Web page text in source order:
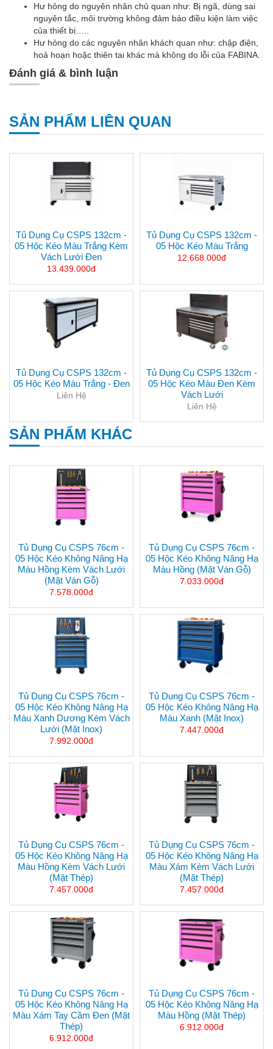
Hư hỏng do nguyên nhân chủ quan như: Bị ngã, dùng sai
nguyên tắc, môi trường không đảm bảo điều kiện làm việc
của thiết bị…..
Hư hỏng do các nguyên nhân khách quan như: chập điện,
hoả hoạn hoặc thiên tai khác mà không do lỗi của FABINA.
Đánh giá & bình luận
SẢN PHẨM LIÊN QUAN
Tủ Dụng Cụ CSPS 132cm -
05 Hộc Kéo Màu Trắng Kèm
Vách Lưới Đen
13.439.000đ
Tủ Dụng Cụ CSPS 132cm -
05 Hộc Kéo Màu Trắng
12.668.000đ
Tủ Dụng Cụ CSPS 132cm -
05 Hộc Kéo Màu Trắng - Đen
Liên Hệ
Tủ Dụng Cụ CSPS 132cm -
05 Hộc Kéo Màu Đen Kèm
Vách Lưới
Liên Hệ
SẢN PHẨM KHÁC
Tủ Dụng Cụ CSPS 76cm -
05 Hộc Kéo Không Nâng Hạ
Màu Hồng Kèm Vách Lưới
(mặt Ván Gỗ)
7.578.000đ
Tủ Dụng Cụ CSPS 76cm -
05 Hộc Kéo Không Nâng Hạ
Màu Hồng (mặt Ván Gỗ)
7.033.000đ
Tủ Dụng Cụ CSPS 76cm -
05 Hộc Kéo Không Nâng Hạ
Màu Xanh Dương Kèm Vách
Lưới (mặt Inox)
7.992.000đ
Tủ Dụng Cụ CSPS 76cm -
05 Hộc Kéo Không Nâng Hạ
Màu Xanh (mặt Inox)
7.447.000đ
Tủ Dụng Cụ CSPS 76cm -
05 Hộc Kéo Không Nâng Hạ
Màu Hồng Kèm Vách Lưới
(mặt Thép)
7.457.000đ
Tủ Dụng Cụ CSPS 76cm -
05 Hộc Kéo Không Nâng Hạ
Màu Xám Kèm Vách Lưới
(mặt Thép)
7.457.000đ
Tủ Dụng Cụ CSPS 76cm -
05 Hộc Kéo Không Nâng Hạ
Màu Xám Tay Cầm Đen (mặt
Thép)
6.912.000đ
Tủ Dụng Cụ CSPS 76cm -
05 Hộc Kéo Không Nâng Hạ
Màu Hồng (mặt Thép)
6.912.000đ